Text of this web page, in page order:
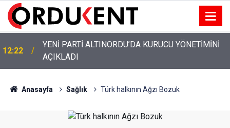
12:22
YENİ PARTİ ALTINORDU’DA KURUCU YÖNETİMİNİ
AÇIKLADI
Anasayfa Sağlık Türk halkının Ağzı Bozuk